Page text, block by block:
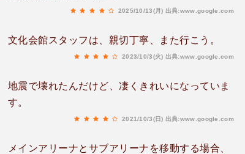
2025/10/13(月) 出典:www.google.com
文化会館スタッフは、親切丁寧、また行こう。
2023/10/3(火) 出典:www.google.com
地震で壊れたんだけど、凄くきれいになっていま
す。
2021/10/3(日) 出典:www.google.com
メインアリーナとサブアリーナを移動する場合、